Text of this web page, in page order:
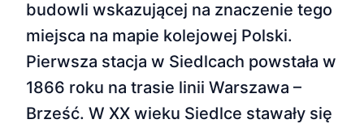
budowli wskazującej na znaczenie tego
miejsca na mapie kolejowej Polski.
Pierwsza stacja w Siedlcach powstała w
1866 roku na trasie linii Warszawa –
Brześć. W XX wieku Siedlce stawały się